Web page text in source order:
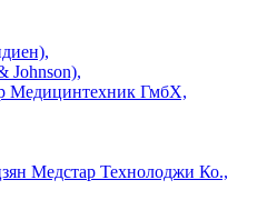
Johnson),
Медицинтехник ГмбХ,
Медстар Технолоджи Ко.,